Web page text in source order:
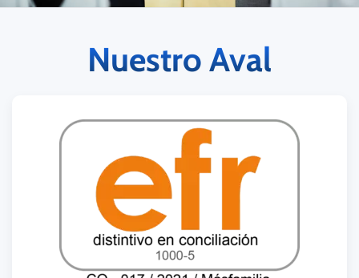
Nuestro Aval